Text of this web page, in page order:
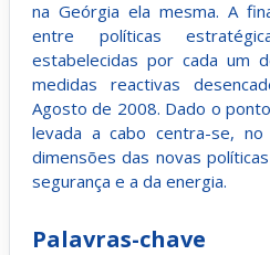
na Geórgia ela mesma. A
entre políticas
estabelecidas por cada um
medidas reactivas
Agosto de 2008. Dado o
levada a cabo centra-se,
dimensões das novas
segurança e a da energia.
Palavras-chave